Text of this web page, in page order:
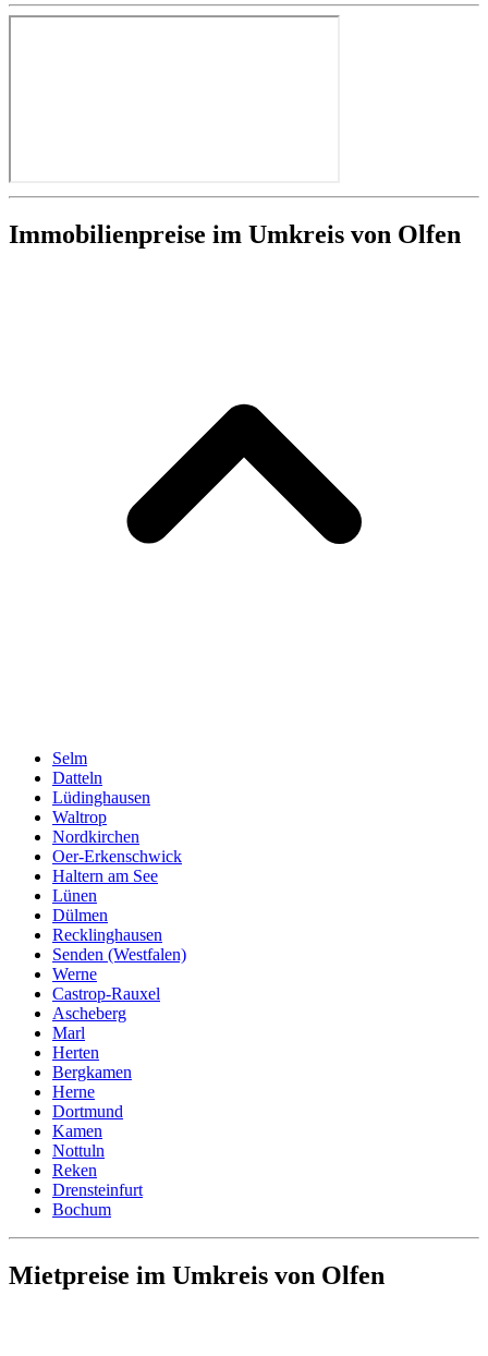
Immobilienpreise im Umkreis von Olfen
Selm
Datteln
Lüdinghausen
Waltrop
Nordkirchen
Oer-Erkenschwick
Haltern am See
Lünen
Dülmen
Recklinghausen
Senden (Westfalen)
Werne
Castrop-Rauxel
Ascheberg
Marl
Herten
Bergkamen
Herne
Dortmund
Kamen
Nottuln
Reken
Drensteinfurt
Bochum
Mietpreise im Umkreis von Olfen